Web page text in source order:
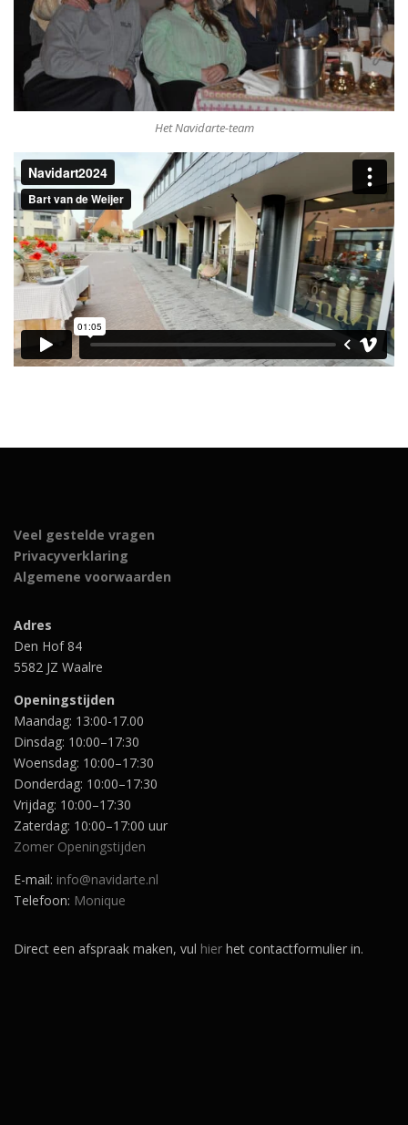
Het Navidarte-team
Veel gestelde vragen
Privacyverklaring
Algemene voorwaarden
Adres
Den Hof 84
5582 JZ Waalre
Openingstijden
Maandag: 13:00-17.00
Dinsdag: 10:00–17:30
Woensdag: 10:00–17:30
Donderdag: 10:00–17:30
Vrijdag: 10:00–17:30
Zaterdag: 10:00–17:00 uur
Zomer Openingstijden
E-mail: info@navidarte.nl
Telefoon: Monique
Direct een afspraak maken, vul hier het contactformulier in.